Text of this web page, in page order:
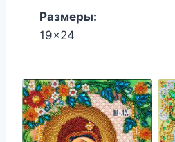
Размеры:
19x24